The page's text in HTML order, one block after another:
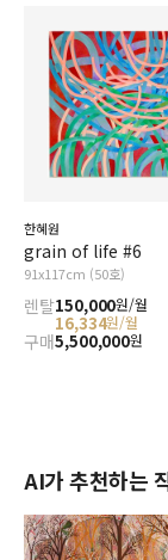
한혜원
grain of life #6
91x117cm (50호)
렌탈150,000원/월
16,334원/월
구매5,500,000원
AI가 추천하는